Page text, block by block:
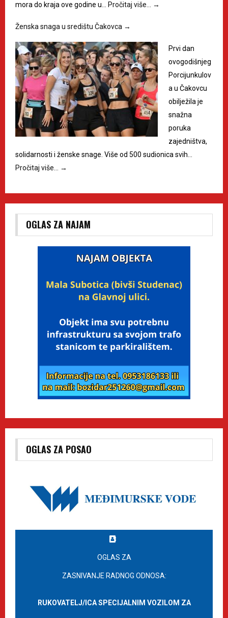
mora do kraja ove godine u…
Pročitaj više… →
Ženska snaga u središtu Čakovca →
Prvi dan
ovogodišnjeg
Porcijunkulov
a u Čakovcu
obilježila je
snažna
poruka
zajedništva,
solidarnosti i ženske snage. Više od 500 sudionica svih…
Pročitaj više…
→
OGLAS ZA NAJAM
OGLAS ZA POSAO
OGLAS ZA
ZASNIVANJE RADNOG ODNOSA:
RUKOVATELJ/ICA SPECIJALNIM VOZILOM ZA